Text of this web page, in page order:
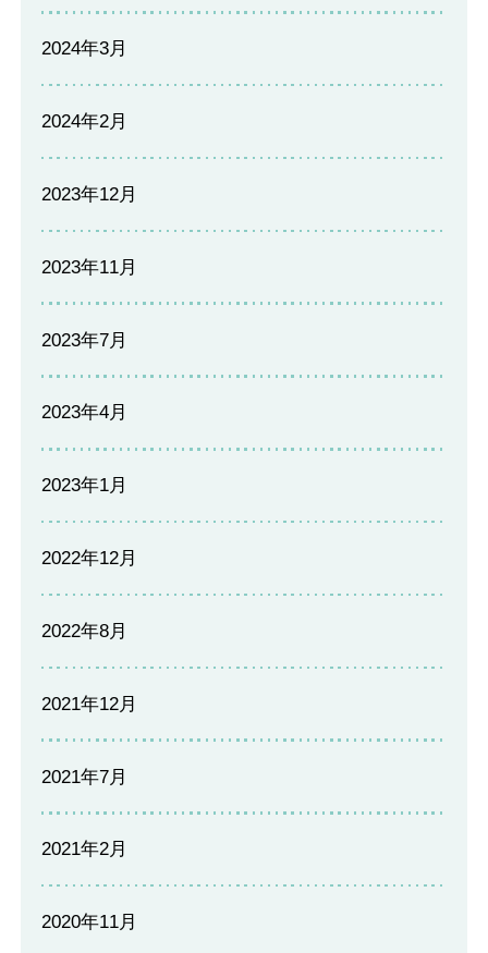
2024年3月
2024年2月
2023年12月
2023年11月
2023年7月
2023年4月
2023年1月
2022年12月
2022年8月
2021年12月
2021年7月
2021年2月
2020年11月